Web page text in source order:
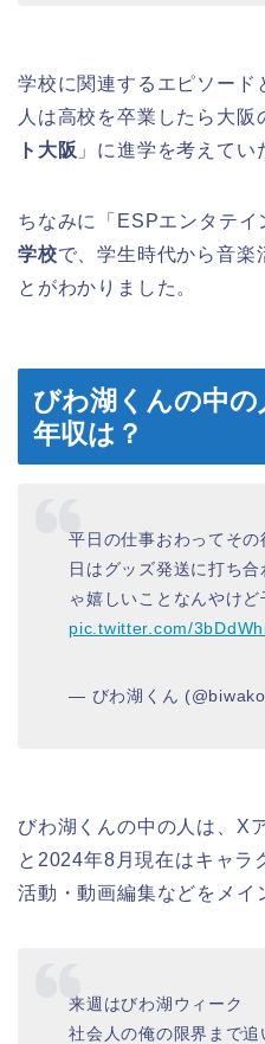
学校に関連するエピソード
人は高校を卒業したら大阪
ト大阪 」に進学を考えてい
ちなみに「ESPエンタテイ
学校で、学生時代から音楽
とがわかりました。
びわ湖くんの中の
年収は？
平日の仕事おわってそ
日はグッズ発送に打ち
ゃ嬉しいことなんやけ
pic.twitter.com/
— びわ湖くん
びわ湖くんの中の人は、X
と2024年8月現在はキャラ
活動・動画編集などをメイ
来週はびわ湖ウィーク
社会人の俺の限界まで